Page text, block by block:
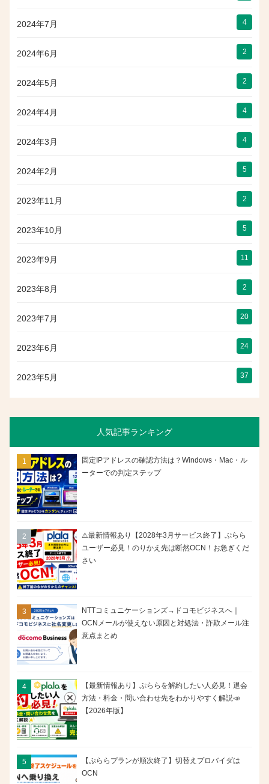
2024年7月 4
2024年6月 2
2024年5月 2
2024年4月 4
2024年3月 4
2024年2月 5
2023年11月 2
2023年10月 5
2023年9月 11
2023年8月 2
2023年7月 20
2023年6月 24
2023年5月 37
人気記事ランキング
固定IPアドレスの確認方法は？Windows・Mac・ル
ーターでの判定ステップ
⚠️最新情報あり【2028年3月サービス終了】ぷらら
ユーザー必見！のりかえ先は断然OCN！お急ぎくだ
さい
NTTコミュニケーションズ→ドコモビジネスへ｜
OCNメールが使えない原因と対処法・詐欺メール注
意点まとめ
【最新情報あり】ぷららを解約したい人必見！退会
方法・料金・問い合わせ先をわかりやすく解説📣
【2026年版】
【ぷららプランが順次終了】切替えプロバイダは
OCN